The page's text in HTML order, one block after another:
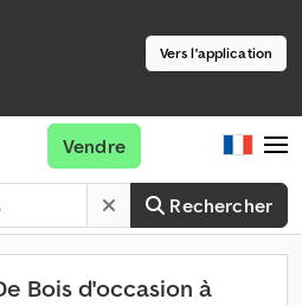
Vers l'application
Rechercher
Vendre
Bois d'occasion à